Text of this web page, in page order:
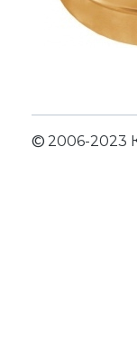
© 2006-2023